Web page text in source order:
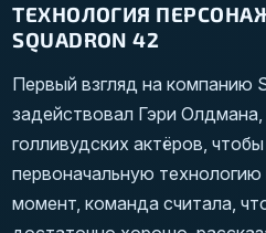
ТЕХНОЛОГИЯ
SQUADRON 42
Первый взгляд на компанию
задействовал Гэри
голливудских актёров,
первоначальную
момент, команда считала,